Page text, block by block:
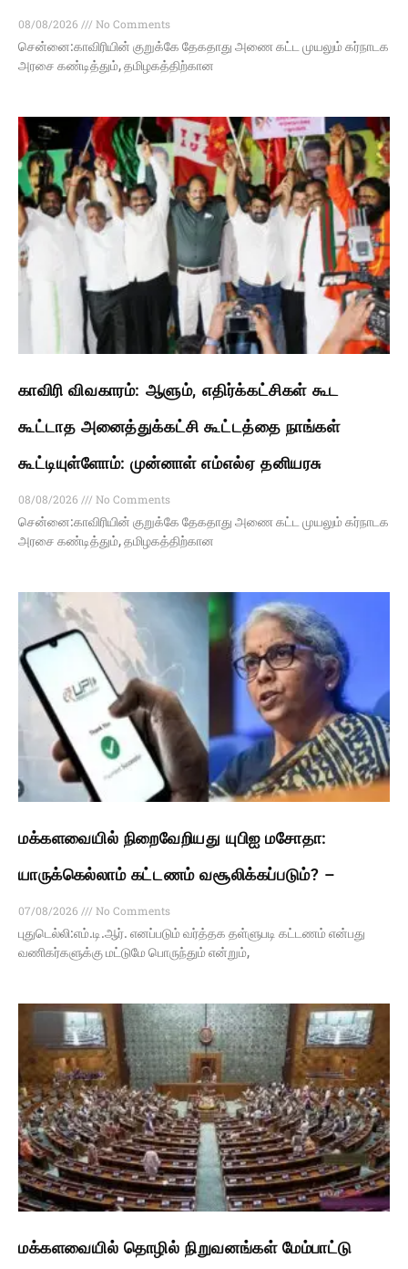
08/08/2026
No Comments
சென்னை:காவிரியின் குறுக்கே தேகதாது அணை கட்ட முயலும் கர்நாடக
அரசை கண்டித்தும், தமிழகத்திற்கான
காவிரி விவகாரம்: ஆளும், எதிர்க்கட்சிகள் கூட
கூட்டாத அனைத்துக்கட்சி கூட்டத்தை நாங்கள்
கூட்டியுள்ளோம்: முன்னாள் எம்எல்ஏ தனியரசு
08/08/2026
No Comments
சென்னை:காவிரியின் குறுக்கே தேகதாது அணை கட்ட முயலும் கர்நாடக
அரசை கண்டித்தும், தமிழகத்திற்கான
மக்களவையில் நிறைவேறியது யுபிஐ மசோதா:
யாருக்கெல்லாம் கட்டணம் வசூலிக்கப்படும்? –
07/08/2026
No Comments
புதுடெல்லி:எம்.டி.ஆர். எனப்படும் வர்த்தக தள்ளுபடி கட்டணம் என்பது
வணிகர்களுக்கு மட்டுமே பொருந்தும் என்றும்,
மக்களவையில் தொழில் நிறுவனங்கள் மேம்பாட்டு